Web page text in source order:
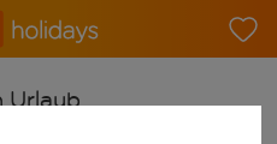
Urlaub